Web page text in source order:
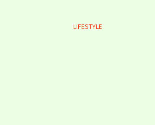
LIFESTYLE